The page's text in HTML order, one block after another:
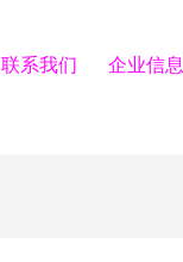
联系我们 企业信息